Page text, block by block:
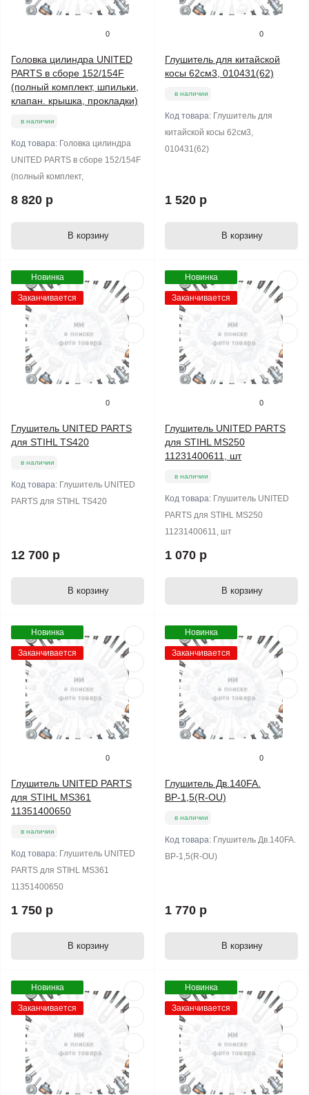
0
Головка цилиндра UNITED
PARTS в сборе 152/154F
(полный комплект, шпильки,
клапан. крышка, прокладки)
в наличии
Код товара: Головка цилиндра
UNITED PARTS в сборе 152/154F
(полный комплект,
8 820 р
В корзину
0
Глушитель для китайской
косы 62см3, 010431(62)
в наличии
Код товара: Глушитель для
китайской косы 62см3,
010431(62)
1 520 р
В корзину
Новинка
Заканчивается
0
Глушитель UNITED PARTS
для STIHL TS420
в наличии
Код товара: Глушитель UNITED
PARTS для STIHL TS420
12 700 р
В корзину
Новинка
Заканчивается
0
Глушитель UNITED PARTS
для STIHL MS250
11231400611, шт
в наличии
Код товара: Глушитель UNITED
PARTS для STIHL MS250
11231400611, шт
1 070 р
В корзину
Новинка
Заканчивается
0
Глушитель UNITED PARTS
для STIHL MS361
11351400650
в наличии
Код товара: Глушитель UNITED
PARTS для STIHL MS361
11351400650
1 750 р
В корзину
Новинка
Заканчивается
0
Глушитель Дв.140FA.
ВР-1,5(R-OU)
в наличии
Код товара: Глушитель Дв.140FA.
ВР-1,5(R-OU)
1 770 р
В корзину
Новинка
Заканчивается
Новинка
Заканчивается